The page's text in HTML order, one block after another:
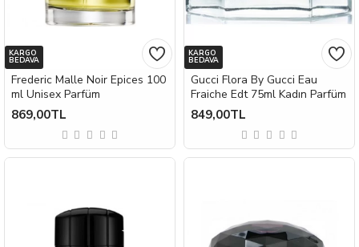
KARGO
BEDAVA
Frederic Malle Noir Epices 100
ml Unisex Parfüm
869,00TL
KARGO
BEDAVA
Gucci Flora By Gucci Eau
Fraiche Edt 75ml Kadın Parfüm
849,00TL